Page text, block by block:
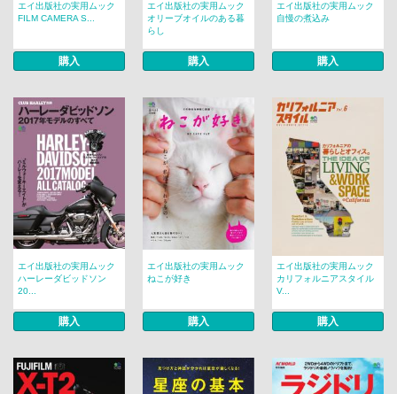
エイ出版社の実用ムック
FILM CAMERA S...
購入
エイ出版社の実用ムック
オリーブオイルのある暮
らし
購入
エイ出版社の実用ムック
自慢の煮込み
購入
エイ出版社の実用ムック
ハーレーダビッドソン
20...
購入
エイ出版社の実用ムック
ねこが好き
購入
エイ出版社の実用ムック
カリフォルニアスタイル
V...
購入